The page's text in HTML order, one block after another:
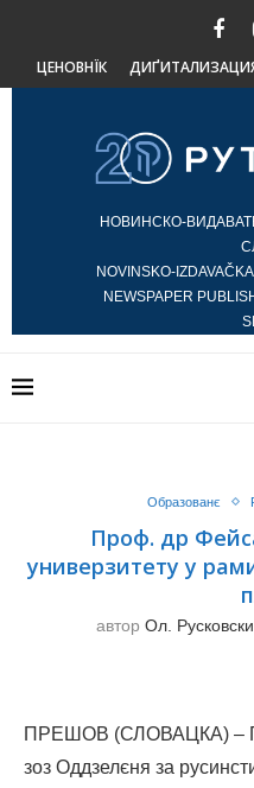
ЦЕНОВНЇК
НОВИНСКО-
NOVINSKO-
NEWSPAPER
Образованє
Проф. др
универзитету у
автор Ол. Русковски
ПРЕШОВ (СЛОВАЦКА) –
зоз Оддзелєня за